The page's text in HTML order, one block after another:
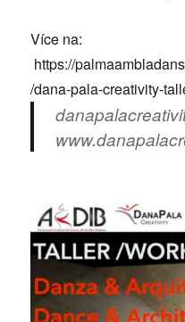
Více na:
https://
/dana-pala-creativity-